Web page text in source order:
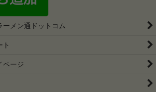
ーメン通ドットコム
ト
ページ